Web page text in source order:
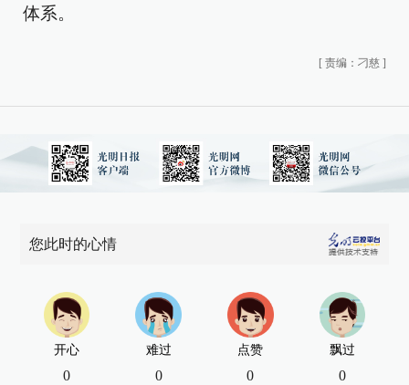
体系。
[ 责编：刁慈 ]
您此时的心情
开心
0
难过
0
点赞
0
飘过
0